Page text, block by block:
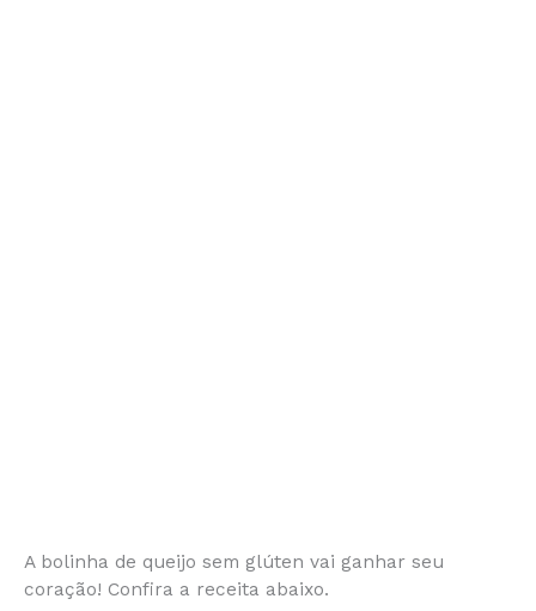
A bolinha de queijo sem glúten vai ganhar seu
coração! Confira a receita abaixo.